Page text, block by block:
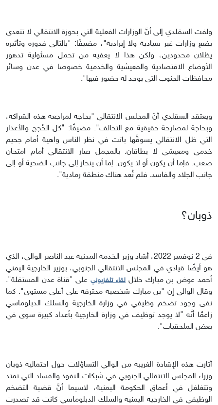
ولفت السقلدي إلى أنَّ الوزارات الفعلية التي بحوزة الانتقالي لا تتعدى
بضع وزارات غير سيادية ولا إيرادية"، مضيفًا: "بالتالي فدوره وتأثيره
يظلان محدودين، ولكن هذا لا يعفيه من تحمل مسئولية تدهور
الأوضاع الاقتصادية والمعيشية والخدمية خصوصا في عدن وسائر
محافظات الجنوب التي يوجد له حضور فيها".
ويعتقد السقلدي أنّ المجلس الانتقالي "بحاجة لمراجعة هذه الشراكة،
وبحاجة لمصارحة حقيقية مع التحالف". مضيفًا: "كل الحُجج والأعذار
التي ظل الانتقالي يسوقَّها باتت في نظر الناس واهية أمام جحيم
خدمي ومعيشي لا يطاقان. بالمجمل صار الانتقالي أمام امتحان
صعب. فإما أن يكون أو لا يكون. إما أن ينحاز إلى جانب الضحية أو إلى
جانب الجلاد والفاسد. فلم تُعد هناك منطقة رمادية".
ذوبان؟
في 2 نوفمبر 2022، أشاد وزير الخدمة المدنية عبد الناصر الوالي، الذي
هو أيضًا قيادي في المجلس الانتقالي الجنوبي، بوزير الخارجية اليمني
أحمد عوض بن مبارك خلال لقاء تلفزيونيعلى "قناة عدن المستقلة".
وقال الوالي إن "بن مبارك شخصية محترفة على أعلى مستوى". كما
نفى وجود تضخم وظيفي في وزارة الخارجية والسلك الدبلوماسي
زاعمًا أنَّه "لا يوجد توظيف في وزارة الخارجية بأعداد كبيرة سوى في
بعض الملحقيات".
أثارت هذه الإشادة الغريبة من الوالي التساؤلات حول احتمالية ذوبان
وزراء المجلس الانتقالي الجنوبي في شبكات النفوذ والفساد التي تمتد
وتتغلغل في أعماق الحكومة اليمنية، لاسيما أنَّ قضية التضخم
الوظيفي في الخارجية اليمنية والسلك الدبلوماسي كانت قد تصدرت